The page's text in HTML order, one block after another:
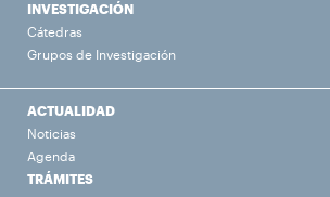
INVESTIGACIÓN
Cátedras
Grupos de Investigación
ACTUALIDAD
Noticias
Agenda
TRÁMITES